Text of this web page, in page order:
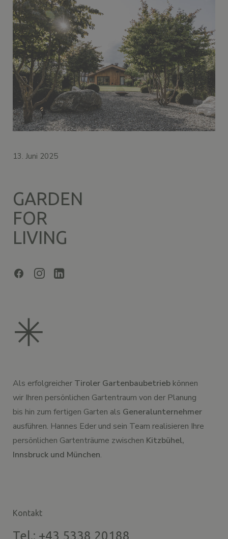
13. Juni 2025
GARDEN
FOR
LIVING
✳︎
Als erfolgreicher Tiroler Gartenbaubetrieb können
wir Ihren persönlichen Gartentraum von der Planung
bis hin zum fertigen Garten als Generalunternehmer
ausführen. Hannes Eder und sein Team realisieren Ihre
persönlichen Gartenträume zwischen Kitzbühel,
Innsbruck und München.
Kontakt
Tel.: +43 5338 20188